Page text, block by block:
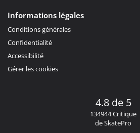
Informations légales
Conditions générales
Confidentialité
Accessibilité
Gérer les cookies
4.8 de 5
134944 Critique
de SkatePro